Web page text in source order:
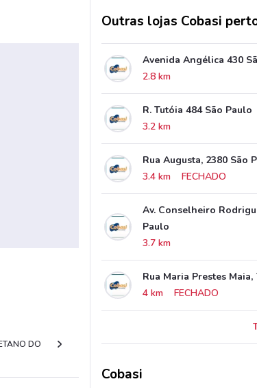
DO
Outras lojas Cobasi
Avenida Angélica 430
2.8 km
R. Tutóia 484 São Paulo
3.2 km
Rua Augusta, 2380 São
3.4 km
FECHADO
Av. Conselheiro
Paulo
3.7 km
Rua Maria Prestes Maia,
4 km
FECHADO
Cobasi